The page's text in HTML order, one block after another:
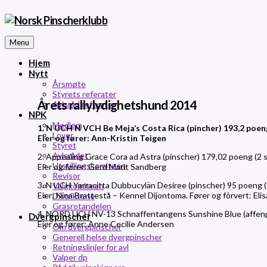
Menu
Hjem
Nytt
Årsmøte
Styrets referater
Avlsråd referater
NPK
Medlem
Lover
Styret
Avlsrådet
Utstillingskomiteen
Revisor
Valgkomiteen
Distriktene
Grasrotandelen
Dvergpinscher
Om dvergpinscher
Generell helse dvergpinscher
Retningslinjer for avl
Valper dp
Årets rallylydighetshund 2014
1. N UCH N VCH Be Meja’s Costa Rica (pincher) 193,2
Eier og fører: Ann-Kristin Teigen
2. Appealing Grace Cora ad Astra (pinscher) 179,02 poeng (2
Eier og fører: Gerd Marit Sandberg
3. N UCH Yarracitta Dubbucylän Desiree (pinscher) 95 poeng
Eier: Nina Brattestå – Kennel Dijontoma. Fører og fôrvert:
4. NORD UCH NV-13 Schnaffentangens Sunshine Blue
Eier og fører: Anne Cecilie Andersen